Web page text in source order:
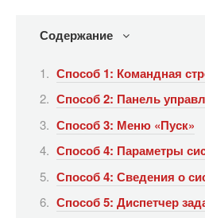
Содержание
Способ 1: Командная
Способ 2: Панель
Способ 3: Меню «Пуск»
Способ 4: Параметры
Способ 4: Сведения о
Способ 5: Диспетчер